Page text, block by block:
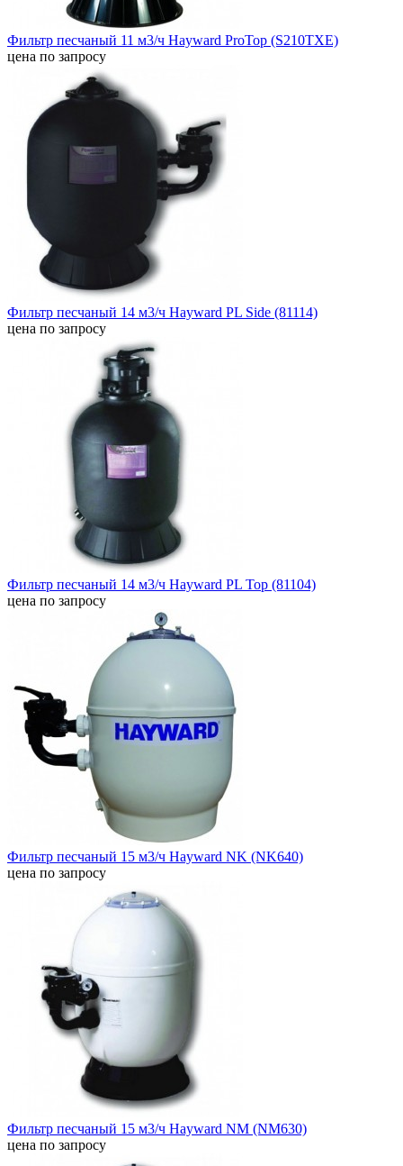
Фильтр песчаный 11 м3/ч Hayward ProTop (S210TXE)
цена по запросу
Фильтр песчаный 14 м3/ч Hayward PL Side (81114)
цена по запросу
Фильтр песчаный 14 м3/ч Hayward PL Top (81104)
цена по запросу
Фильтр песчаный 15 м3/ч Hayward NK (NK640)
цена по запросу
Фильтр песчаный 15 м3/ч Hayward NM (NM630)
цена по запросу